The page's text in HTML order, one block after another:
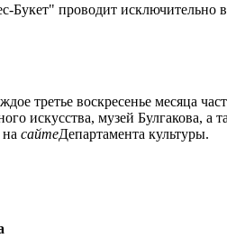
Букет" проводит исключительно
третье воскресенье месяца
искусства, музей Булгакова,
сайтеДепартамента культуры.